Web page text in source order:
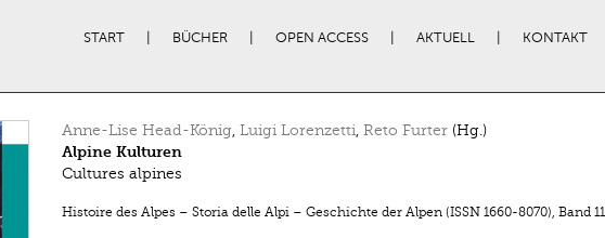
START BÜCHER OPEN ACCESS AKTUELL KONTAKT
Anne-Lise Head-König, Luigi Lorenzetti, Reto Furter(Hg.)
Alpine Kulturen
Cultures alpines
Histoire des Alpes – Storia delle Alpi – Geschichte der Alpen (ISSN 1660-8070), Band 11